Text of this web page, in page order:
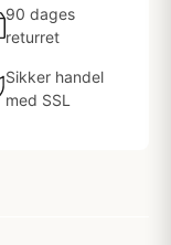
90 dages
returret
Sikker handel
med SSL